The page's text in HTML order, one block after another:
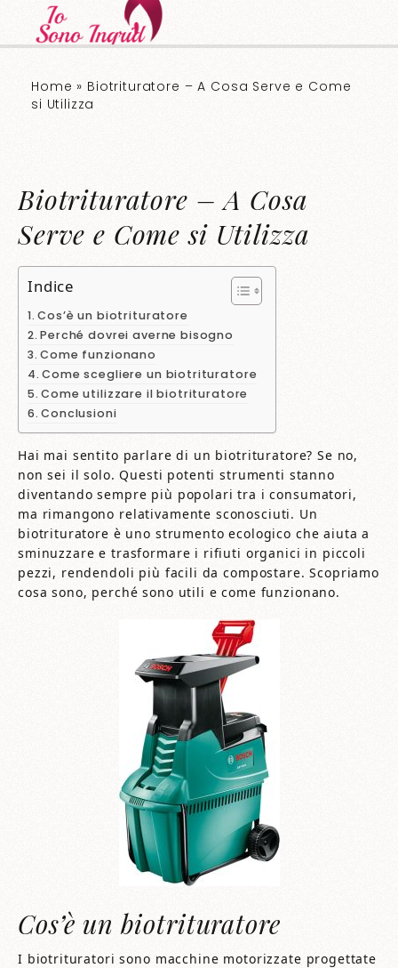
Home » Biotrituratore – A Cosa Serve e Come
si Utilizza
Biotrituratore – A Cosa
Serve e Come si Utilizza
Indice
Cos’è un biotrituratore
Perché dovrei averne bisogno
Come funzionano
Come scegliere un biotrituratore
Come utilizzare il biotrituratore
Conclusioni
Hai mai sentito parlare di un biotrituratore? Se no,
non sei il solo. Questi potenti strumenti stanno
diventando sempre più popolari tra i consumatori,
ma rimangono relativamente sconosciuti. Un
biotrituratore è uno strumento ecologico che aiuta a
sminuzzare e trasformare i rifiuti organici in piccoli
pezzi, rendendoli più facili da compostare. Scopriamo
cosa sono, perché sono utili e come funzionano.
Cos’è un biotrituratore
I biotrituratori sono macchine motorizzate progettate